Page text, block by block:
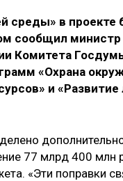
среды» в проекте
сообщил
Комитета
«Охрана
и «Развитие
77 млрд 400 млн
«Эти поправки